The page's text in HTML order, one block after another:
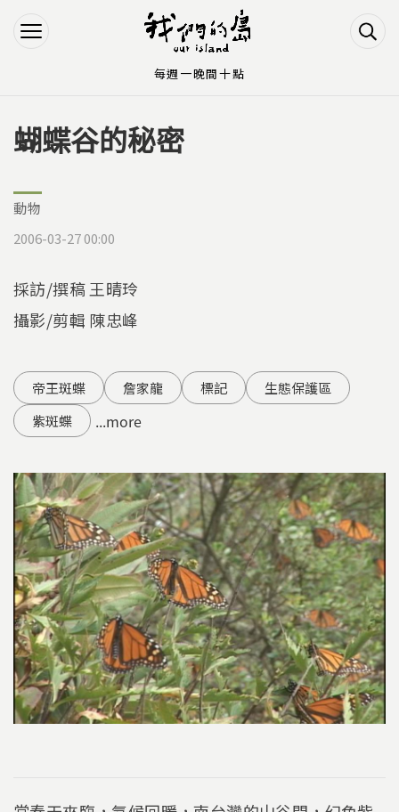
Jump to Navigation
Jump to Main content
您在這裡
蝴蝶谷的秘密
動物
2006-03-27 00:00
採訪/撰稿 王晴玲
攝影/剪輯 陳忠峰
帝王斑蝶 詹家龍 標記
生態保護區
紫斑蝶
...more
每週一晚間十點